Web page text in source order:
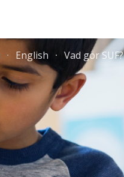
English Vad gör SUF?